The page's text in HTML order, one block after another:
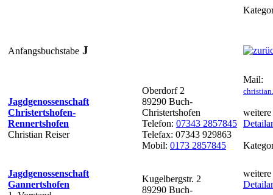
Anfangsbuchstabe J
Jagdgenossenschaft
Christertshofen-
Rennertshofen
Christian Reiser
Oberdorf 2
89290 Buch-
Christertshofen
Telefon: 07343 2857845
Telefax: 07343 929863
Mobil: 0173 2857845
Mail:
Jagdgenossenschaft
Gannertshofen
Kugelbergstr. 2
89290 Buch-